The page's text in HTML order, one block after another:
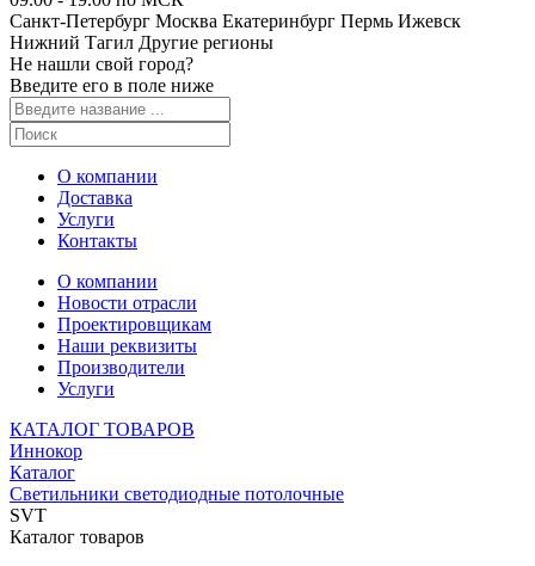
Санкт-Петербург Москва Екатеринбург Пермь Ижевск
Нижний Тагил Другие регионы
Не нашли свой город?
Введите его в поле ниже
О компании
Доставка
Услуги
Контакты
О компании
Новости отрасли
Проектировщикам
Наши реквизиты
Производители
Услуги
КАТАЛОГ ТОВАРОВ
Иннокор
Каталог
Светильники светодиодные потолочные
SVT
Каталог товаров